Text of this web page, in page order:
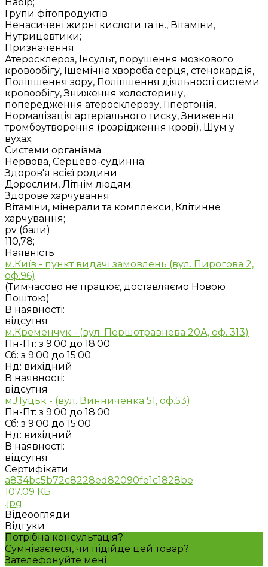
Групи фітопродуктів
Ненасичені жирні кислоти та ін., Вітаміни,
Нутрицевтики;
Призначення
Атеросклероз, Інсульт, порушення мозкового
кровообігу, Ішемічна хвороба серця, стенокардія,
Поліпшення зору, Поліпшення діяльності системи
кровообігу, Зниження холестерину,
попередження атеросклерозу, Гіпертонія,
Нормалізація артеріального тиску, Зниження
тромбоутворення (розрідження крові), Шум у
вухах;
Системи організма
Нервова, Серцево-судинна;
Здоров'я всієї родини
Дорослим, Літнім людям;
Здорове харчування
Вітаміни, мінерали та комплекси, Клітинне
харчування;
pv (бали)
110,78;
Наявність
м.Київ - пункт видачі замовлень (вул. Пирогова 2,
оф.96)
(Тимчасово не працює, доставляємо Новою
Поштою)
В наявності:
відсутня
м.Кременчук - (вул. Першотравнева 20А, оф. 313)
Пн-Пт: з 9:00 до 18:00
Сб: з 9:00 до 15:00
Нд: вихідний
В наявності:
відсутня
м.Луцьк - (вул. Винниченка 51, оф.53)
Пн-Пт: з 9:00 до 18:00
Сб: з 9:00 до 15:00
Нд: вихідний
В наявності:
відсутня
Сертифікати
a834bc5b72c8228ed82090fe1c1828be
107.09 КБ
.jpg
Відеоогляди
Відгуки
Потрібна консультація?
Сумніваєтеся, чи підійде цей товар?
Зателефонуйте мені